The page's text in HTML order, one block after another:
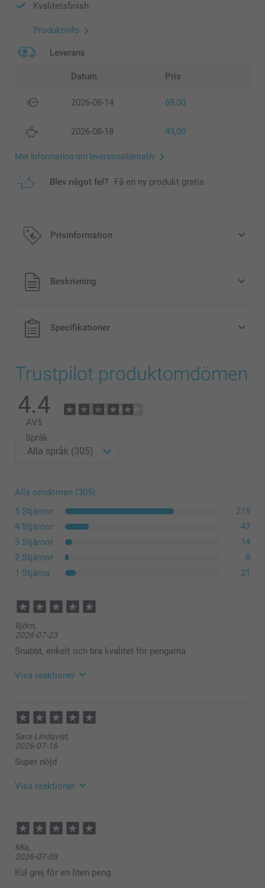
Kvalitetsfinish
Produktinfo
Leverans
Datum Pris
2026-08-14 69,00
2026-08-18 49,00
Mer information om leveransalternativ
Blev något fel? Få en ny produkt gratis
Prisinformation
Alla priser är i svenska kronor (SEK), inklusive moms och
exklusive porto.
Beskrivning
Specifikationer
Trustpilot produktomdömen
4.4
AV5
Språk
Alla omdömen (305)
5 Stjärnor
215
4 Stjärnor
47
3 Stjärnor
14
2 Stjärnor
8
1 Stjärna
21
Björn,
2026-07-23
Snabbt, enkelt och bra kvalitet för pengarna
Visa reaktioner
11:52
Hej Björn,
Stort tack för dina ⭐️⭐️⭐️⭐️⭐️ och omdöme av våra
flasketiketter, vi är glada att du är nöjd med dem!
Varma hälsningar
Kirsi @smartphoto
Sara Lindqvist,
2026-07-16
Super nöjd
Visa reaktioner
11:29
Hej Sara,
Stort tack för dina ⭐️⭐️⭐️⭐️⭐️ och omdöme av våra
flasketiketter. Visst är det härligt att kunna ge bort
en flaska med en alldeles egen etikett på! Tack för
Mia,
2026-07-08
Kul grej för en liten peng.